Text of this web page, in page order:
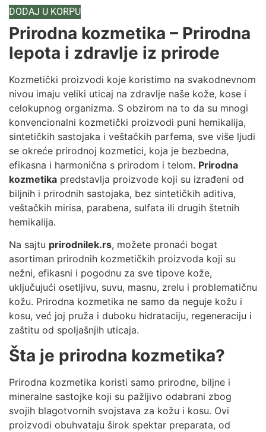
DODAJ U KORPU
Prirodna kozmetika – Prirodna
lepota i zdravlje iz prirode
Kozmetički proizvodi koje koristimo na svakodnevnom
nivou imaju veliki uticaj na zdravlje naše kože, kose i
celokupnog organizma. S obzirom na to da su mnogi
konvencionalni kozmetički proizvodi puni hemikalija,
sintetičkih sastojaka i veštačkih parfema, sve više ljudi
se okreće prirodnoj kozmetici, koja je bezbedna,
efikasna i harmonična s prirodom i telom. Prirodna
kozmetika predstavlja proizvode koji su izrađeni od
biljnih i prirodnih sastojaka, bez sintetičkih aditiva,
veštačkih mirisa, parabena, sulfata ili drugih štetnih
hemikalija.
Na sajtu prirodnilek.rs, možete pronaći bogat
asortiman prirodnih kozmetičkih proizvoda koji su
nežni, efikasni i pogodnu za sve tipove kože,
uključujući osetljivu, suvu, masnu, zrelu i problematičnu
kožu. Prirodna kozmetika ne samo da neguje kožu i
kosu, već joj pruža i duboku hidrataciju, regeneraciju i
zaštitu od spoljašnjih uticaja.
Šta je prirodna kozmetika?
Prirodna kozmetika koristi samo prirodne, biljne i
mineralne sastojke koji su pažljivo odabrani zbog
svojih blagotvornih svojstava za kožu i kosu. Ovi
proizvodi obuhvataju širok spektar preparata, od